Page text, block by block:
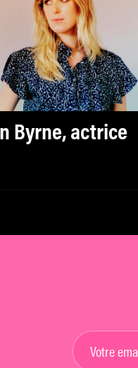
Byrne, actrice